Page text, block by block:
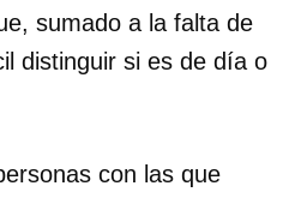
sumado a la falta de
distinguir si es de día o
con las que